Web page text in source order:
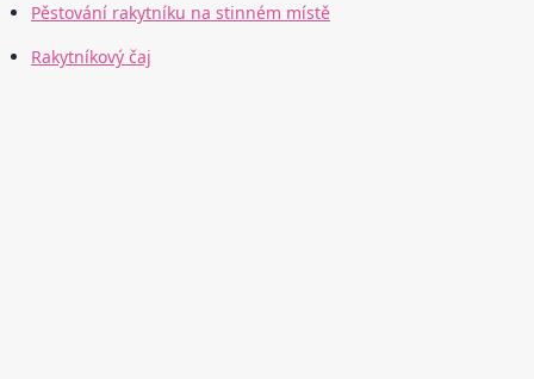
Pěstování rakytníku na stinném místě
Rakytníkový čaj